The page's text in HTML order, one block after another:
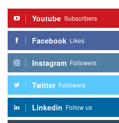
Youtube Subscribers
Facebook Likes
Instagram Followers
Twitter Followers
Linkedin Follow us